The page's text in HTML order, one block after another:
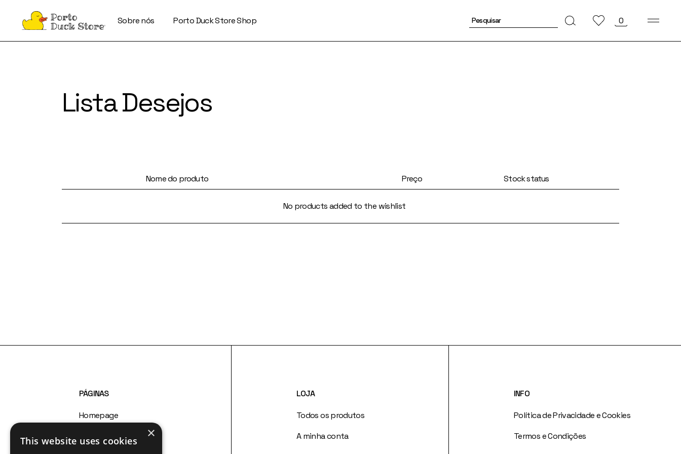
content
Sobre nós Porto Duck Store Shop Pesquisar
por: 0
Lista Desejos
Nome do produto Preço Stock status
No products added to the wishlist
PÁGINAS
Homepage
LOJA
Todos os produtos
A minha conta
INFO
Política de Privacidade e Cookies
Termos e Condições
×
This website uses cookies